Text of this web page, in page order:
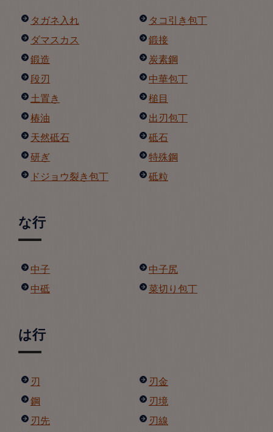
タガネ入れ
タコ引き包丁
ダマスカス
鍛接
鍛造
炭素鋼
段刃
中華包丁
土置き
槌目
椿油
出刃包丁
天然砥石
砥石
研ぎ
特殊鋼
ドジョウ裂き包丁
砥粒
な行
中子
中子尻
中砥
菜切り包丁
は行
刃
刃金
鋼
刃境
刃先
刃線